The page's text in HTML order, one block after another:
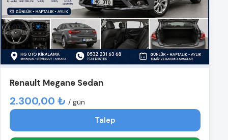
Renault Megane Sedan
2.300,00 ₺ / gün
Talep